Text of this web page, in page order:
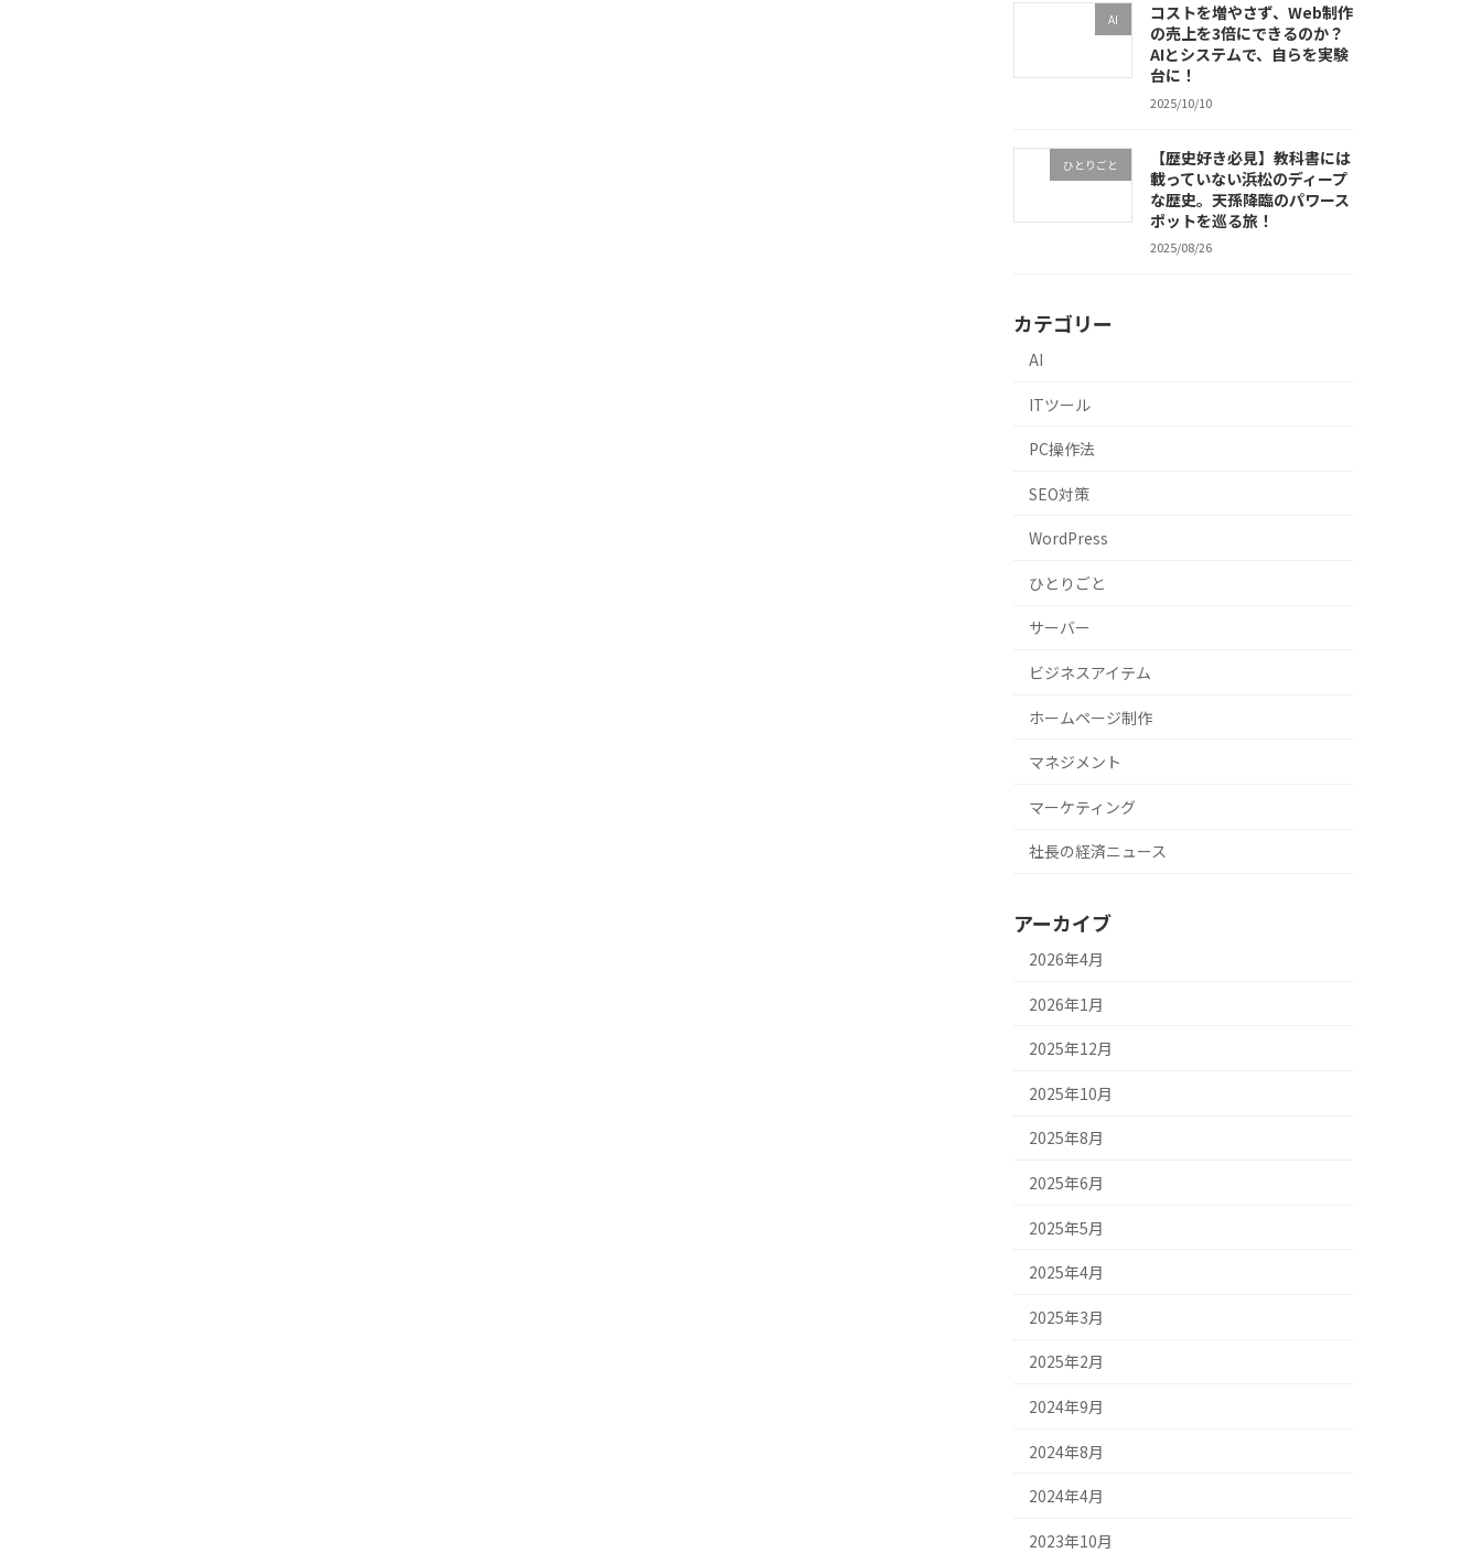
AI
コストを増やさず、Web制作
の売上を3倍にできるのか？
AIとシステムで、自らを実験
台に！
2025/10/10
ひとりごと
【歴史好き必見】教科書には
載っていない浜松のディープ
な歴史。天孫降臨のパワース
ポットを巡る旅！
2025/08/26
カテゴリー
AI
ITツール
PC操作法
SEO対策
WordPress
ひとりごと
サーバー
ビジネスアイテム
ホームページ制作
マネジメント
マーケティング
社長の経済ニュース
アーカイブ
2026年4月
2026年1月
2025年12月
2025年10月
2025年8月
2025年6月
2025年5月
2025年4月
2025年3月
2025年2月
2024年9月
2024年8月
2024年4月
2023年10月